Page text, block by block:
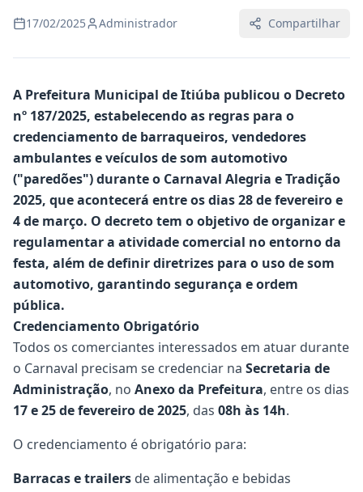
17/02/2025 Administrador Compartilhar
A Prefeitura Municipal de Itiúba publicou o Decreto
nº 187/2025, estabelecendo as regras para o
credenciamento de barraqueiros, vendedores
ambulantes e veículos de som automotivo
("paredões")durante o Carnaval Alegria e Tradição
2025, que acontecerá entre os dias28 de fevereiro e
4 de março. O decreto tem o objetivo deorganizar e
regulamentar a atividade comercial no entorno da
festa, além de definir diretrizes para o uso de som
automotivo, garantindo segurança e ordem
pública.
Credenciamento Obrigatório
Todos os comerciantes interessados em atuar durante
o Carnaval precisam se credenciar na Secretaria de
Administração, no Anexo da Prefeitura, entre os dias
17 e 25 de fevereiro de 2025, das 08h às 14h.
O credenciamento é obrigatório para:
Barracas e trailers de alimentação e bebidas